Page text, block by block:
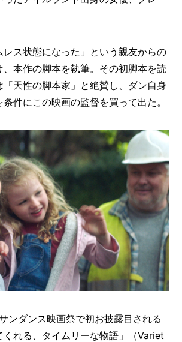
レス状態になった」という親友からの
、本作の脚本を執筆。その初脚本を読
「天性の脚本家」と絶賛し、ダン自身
件にこの映画の監督を買って出た。
ンダンス映画祭で初お披露目される
くれる、タイムリーな物語」（Variet